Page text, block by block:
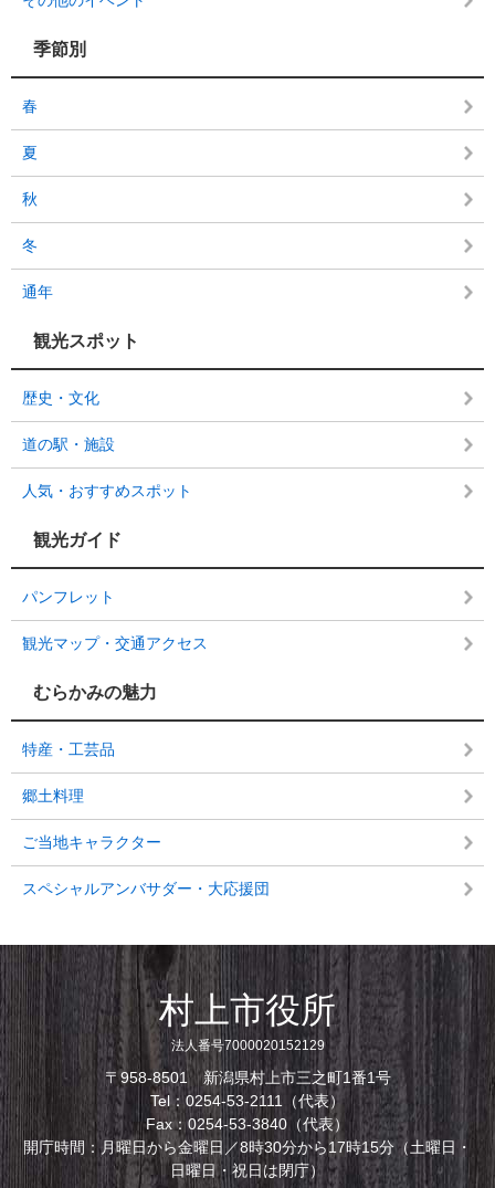
季節別
春
夏
秋
冬
通年
観光スポット
歴史・文化
道の駅・施設
人気・おすすめスポット
観光ガイド
パンフレット
観光マップ・交通アクセス
むらかみの魅力
特産・工芸品
郷土料理
ご当地キャラクター
スペシャルアンバサダー・大応援団
村上市役所
法人番号7000020152129
〒958-8501 新潟県村上市三之町1番1号
Tel：0254-53-2111（代表）
Fax：0254-53-3840（代表）
開庁時間：月曜日から金曜日／8時30分から17時15分（土曜日・
日曜日・祝日は閉庁）